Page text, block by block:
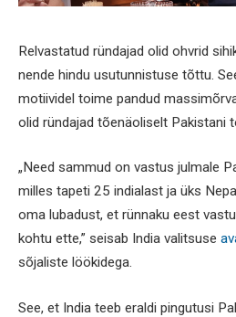
Relvastatud ründajad olid ohvrid
nende hindu usutunnistuse tõttu.
motiividel toime pandud
olid ründajad tõenäoliselt Pakistani
„Need sammud on vastus julmale
milles tapeti 25 indialast ja üks
oma lubadust, et rünnaku eest
kohtu ette,” seisab India valitsuse
sõjaliste löökidega.
See, et India teeb eraldi pingutusi